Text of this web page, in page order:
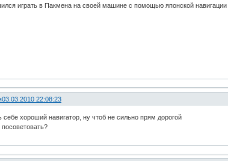
играть в Пакмена на своей машине с помощью японской навигации
03.03.2010 22:08:23
себе хороший навигатор, ну чтоб не сильно прям дорогой